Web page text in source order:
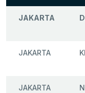
JAKARTA
JAKARTA
JAKARTA